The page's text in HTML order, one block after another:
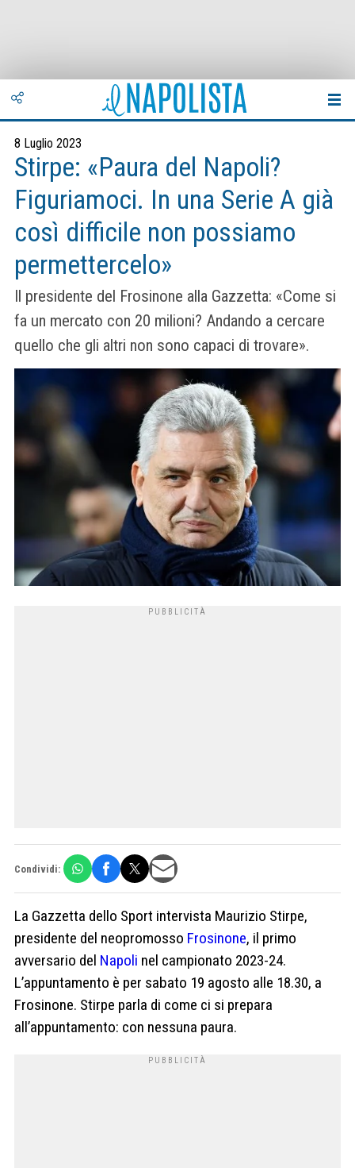
8 Luglio 2023
Stirpe: «Paura del Napoli?
Figuriamoci. In una Serie A già
così difficile non possiamo
permettercelo»
Il presidente del Frosinone alla Gazzetta: «Come si
fa un mercato con 20 milioni? Andando a cercare
quello che gli altri non sono capaci di trovare».
Condividi:
La Gazzetta dello Sport intervista Maurizio Stirpe,
presidente del neopromosso Frosinone, il primo
avversario del Napoli nel campionato 2023-24.
L’appuntamento è per sabato 19 agosto alle 18.30, a
Frosinone. Stirpe parla di come ci si prepara
all’appuntamento: con nessuna paura.